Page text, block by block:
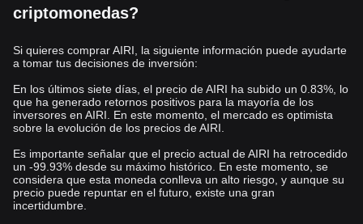
criptomonedas?
Si quieres comprar AIRI, la siguiente información puede ayudarte
a tomar tus decisiones de inversión:
En los últimos siete días, el precio de AIRI ha subido un 0.83%, lo
que ha generado retornos positivos para la mayoría de los
inversores en AIRI. En este momento, el mercado es optimista
sobre la evolución de los precios de AIRI.
Es importante señalar que el precio actual de AIRI ha retrocedido
un -99.93% desde su máximo histórico. En este momento, se
considera que esta moneda conlleva un alto riesgo, y aunque su
precio puede repuntar en el futuro, existe una gran
incertidumbre.